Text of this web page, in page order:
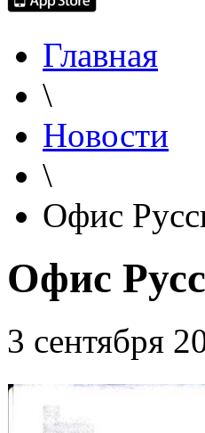
Главная
\
Новости
\
Офис
Офис
3 сентября